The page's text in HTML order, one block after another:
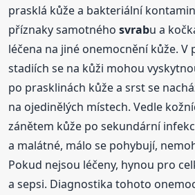
prasklá kůže a bakteriální
příznaky samotnéhosvrabu a
léčena na jiné onemocnění kůže. V
stadiích se na kůži mohou
po prasklinách kůže a srst se
na ojedinělých místech. Vedle
zánětem kůže po sekundární
a malátné, málo se pohybují,
Pokud nejsou léčeny, hynou pro
a sepsi. Diagnostika tohoto